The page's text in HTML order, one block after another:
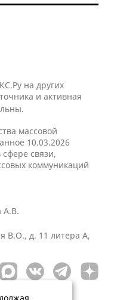
на других
и активная
массовой
10.03.2026
связи,
коммуникаций
А.В.
В.О., д. 11 литера А,